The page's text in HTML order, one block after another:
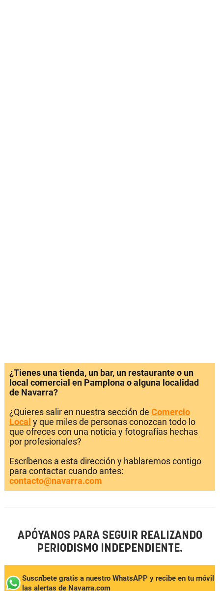
¿Tienes una tienda, un bar, un restaurante o un
local comercial en Pamplona o alguna localidad
de Navarra?
¿Quieres salir en nuestra sección de Comercio
Local y que miles de personas conozcan todo lo
que ofreces con una noticia y fotografías hechas
por profesionales?
Escríbenos a esta dirección y hablaremos contigo
para contactar cuando antes:
contacto@navarra.com
APÓYANOS PARA SEGUIR REALIZANDO
PERIODISMO INDEPENDIENTE.
Suscríbete gratis a nuestro WhatsAPP y recibe en tu móvil
las alertas de Navarra.com